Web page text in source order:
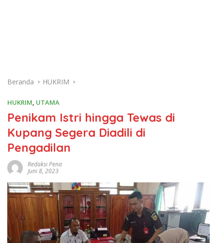
Beranda HUKRIM
HUKRIM, UTAMA
Penikam Istri hingga Tewas di
Kupang Segera Diadili di
Pengadilan
Redaksi Pena
Juni 8, 2023